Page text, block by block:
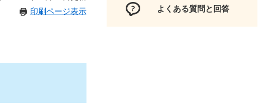
印刷ページ表示
よくある質問と回答